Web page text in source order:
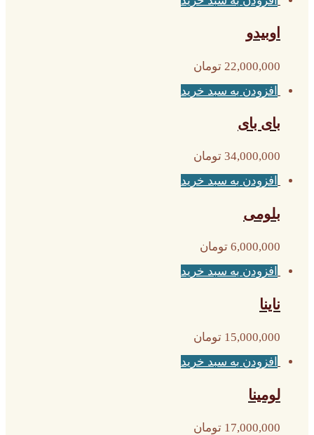
اوبیدو
22,000,000 تومان
افزودن به سبد خرید
بای بای
34,000,000 تومان
افزودن به سبد خرید
بلومی
6,000,000 تومان
افزودن به سبد خرید
ناینا
15,000,000 تومان
افزودن به سبد خرید
لومینا
17,000,000 تومان